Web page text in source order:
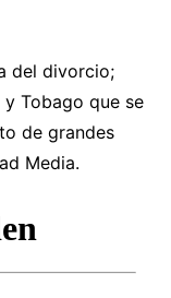
del divorcio;
Tobago que se
de grandes
Media.